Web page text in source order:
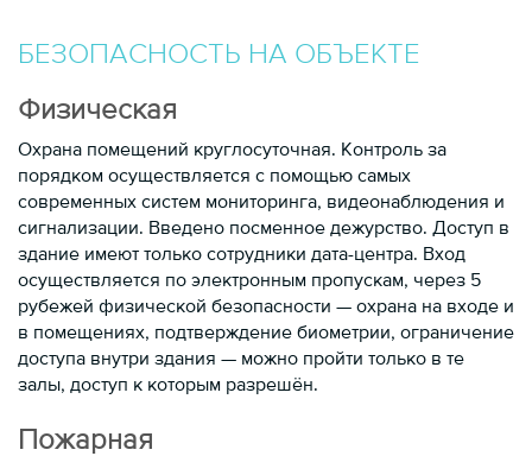
БЕЗОПАСНОСТЬ НА ОБЪЕКТЕ
Физическая
Охрана помещений круглосуточная. Контроль за
порядком осуществляется с помощью самых
современных систем мониторинга, видеонаблюдения и
сигнализации. Введено посменное дежурство. Доступ в
здание имеют только сотрудники дата-центра. Вход
осуществляется по электронным пропускам, через 5
рубежей физической безопасности — охрана на входе и
в помещениях, подтверждение биометрии, ограничение
доступа внутри здания — можно пройти только в те
залы, доступ к которым разрешён.
Пожарная